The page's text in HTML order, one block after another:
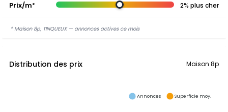
Prix/m² 2% plus cher
* Maison 8p, TINQUEUX — annonces actives ce mois
Distribution des prix Maison 8p
Annonces Superficie moy.